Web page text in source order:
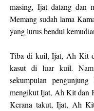
masing, Ijat datang dan
Memang sudah lama
yang lurus bendul
Tiba di kuil, Ijat, Ah Kit
kasut di luar kuil.
sekumpulan
mengikut Ijat, Ah Kit dan
Kerana takut, Ijat, Ah